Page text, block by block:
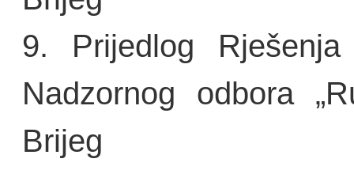
9. Prijedlog
Nadzornog odbora
Brijeg